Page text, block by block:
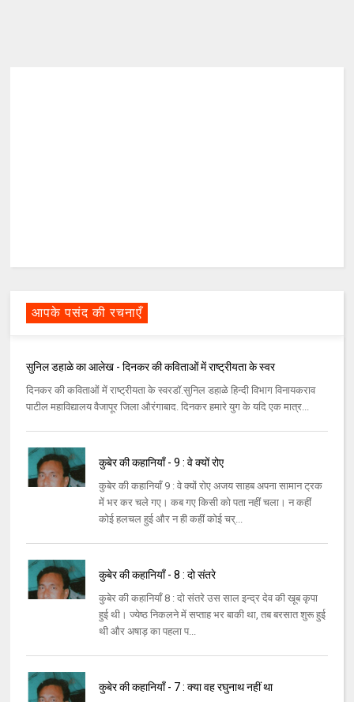
आपके पसंद की रचनाएँ
सुनिल डहाळे का आलेख - दिनकर की कविताओं में राष्ट्रीयता के स्वर
दिनकर की कविताओं में राष्ट्रीयता के स्वरडॉ.सुनिल डहाळे हिन्दी विभाग विनायकराव
पाटील महाविद्यालय वैजापूर जिला औरंगाबाद. दिनकर हमारे युग के यदि एक मात्र...
कुबेर की कहानियाँ - 9 : वे क्यों रोए
कुबेर की कहानियाँ 9 : वे क्यों रोए अजय साहब अपना सामान ट्रक
में भर कर चले गए। कब गए किसी को पता नहीं चला। न कहीं
कोई हलचल हुई और न ही कहीं कोई चर्...
कुबेर की कहानियाँ - 8 : दो संतरे
कुबेर की कहानियाँ 8 : दो संतरे उस साल इन्द्र देव की खूब कृपा
हुई थी। ज्येष्ठ निकलने में सप्ताह भर बाकी था, तब बरसात शुरू हुई
थी और अषाड़ का पहला प...
कुबेर की कहानियाँ - 7 : क्या वह रघुनाथ नहीं था